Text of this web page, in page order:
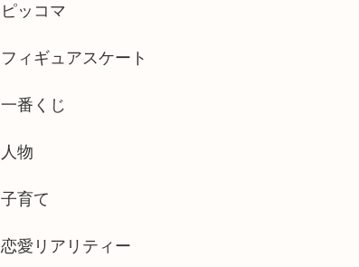
ピッコマ
フィギュアスケート
一番くじ
人物
子育て
恋愛リアリティー